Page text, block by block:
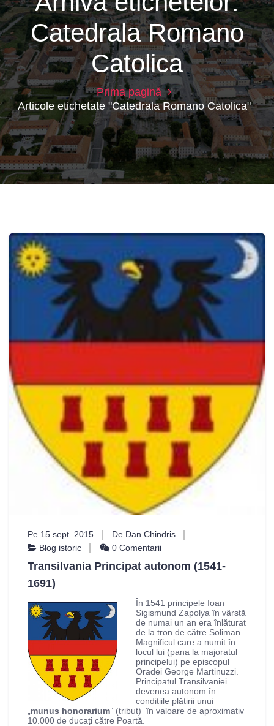
Catedrala Romano
Catolica
Prima pagină
Articole etichetate "Catedrala Romano Catolica"
Pe 15 sept. 2015
De Dan Chindris
Blog istoric
0 Comentarii
Transilvania Principat autonom (1541-
1691)
În 1541 principele Ioan
Sigismund Zapolya în vârstă
de numai un an era înlăturat
de la tron de către Soliman
Magnificul care a numit în
locul lui (pana la majoratul
principelui) pe episcopul
Oradei George Martinuzzi.
Principatul Transilvaniei
devenea autonom în
condițiile plătirii unui
munus honorarium” (tribut) în valoare de aproximativ
10.000 de ducați către Poartă.